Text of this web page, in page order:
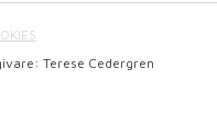
Terese Cedergren